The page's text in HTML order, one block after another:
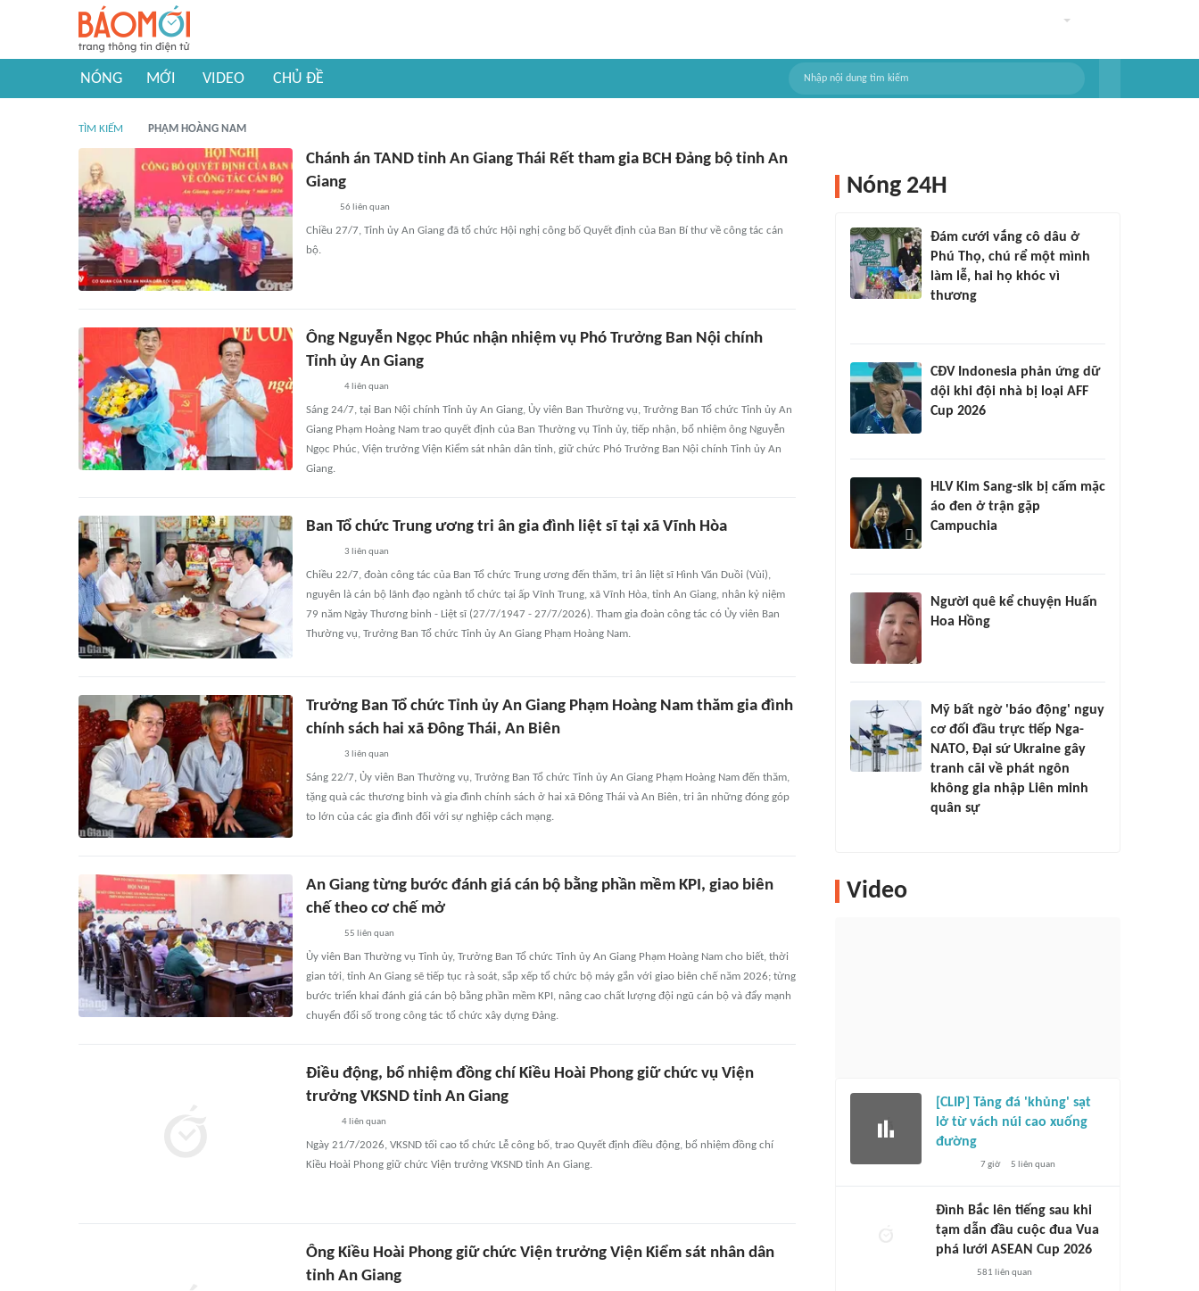
NÓNG MỚI VIDEO CHỦ ĐỀ
TÌM KIẾM PHẠM HOÀNG NAM
Chánh án TAND tỉnh An Giang Thái Rết tham gia BCH Đảng bộ tỉnh An
Giang
56 liên quan
Chiều 27/7, Tỉnh ủy An Giang đã tổ chức Hội nghị công bố Quyết định của Ban Bí thư về công tác cán
bộ.
Ông Nguyễn Ngọc Phúc nhận nhiệm vụ Phó Trưởng Ban Nội chính
Tỉnh ủy An Giang
4liên quan
Sáng 24/7, tại Ban Nội chính Tỉnh ủy An Giang, Ủy viên Ban Thường vụ, Trưởng Ban Tổ chức Tỉnh ủy An
Giang Phạm Hoàng Nam trao quyết định của Ban Thường vụ Tỉnh ủy, tiếp nhận, bổ nhiệm ông Nguyễn
Ngọc Phúc, Viện trưởng Viện Kiểm sát nhân dân tỉnh, giữ chức Phó Trưởng Ban Nội chính Tỉnh ủy An
Giang.
Ban Tổ chức Trung ương tri ân gia đình liệt sĩ tại xã Vĩnh Hòa
3 liên quan
Chiều 22/7, đoàn công tác của Ban Tổ chức Trung ương đến thăm, tri ân liệt sĩ Hình Văn Duồi (Vùi),
nguyên là cán bộ lãnh đạo ngành tổ chức tại ấp Vĩnh Trung, xã Vĩnh Hòa, tỉnh An Giang, nhân kỷ niệm
79 năm Ngày Thương binh - Liệt sĩ (27/7/1947 - 27/7/2026). Tham gia đoàn công tác có Ủy viên Ban
Thường vụ, Trưởng Ban Tổ chức Tỉnh ủy An Giang Phạm Hoàng Nam.
Trưởng Ban Tổ chức Tỉnh ủy An Giang Phạm Hoàng Nam thăm gia đình
chính sách hai xã Đông Thái, An Biên
3 liên quan
Sáng 22/7, Ủy viên Ban Thường vụ, Trưởng Ban Tổ chức Tỉnh ủy An Giang Phạm Hoàng Nam đến thăm,
tặng quà các thương binh và gia đình chính sách ở hai xã Đông Thái và An Biên, tri ân những đóng góp
to lớn của các gia đình đối với sự nghiệp cách mạng.
An Giang từng bước đánh giá cán bộ bằng phần mềm KPI, giao biên
chế theo cơ chế mở
55 liên quan
Ủy viên Ban Thường vụ Tỉnh ủy, Trưởng Ban Tổ chức Tỉnh ủy An Giang Phạm Hoàng Nam cho biết, thời
gian tới, tỉnh An Giang sẽ tiếp tục rà soát, sắp xếp tổ chức bộ máy gắn với giao biên chế năm 2026; từng
bước triển khai đánh giá cán bộ bằng phần mềm KPI, nâng cao chất lượng đội ngũ cán bộ và đẩy mạnh
chuyển đổi số trong công tác tổ chức xây dựng Đảng.
Điều động, bổ nhiệm đồng chí Kiều Hoài Phong giữ chức vụ Viện
trưởng VKSND tỉnh An Giang
4liên quan
Ngày 21/7/2026, VKSND tối cao tổ chức Lễ công bố, trao Quyết định điều động, bổ nhiệm đồng chí
Kiều Hoài Phong giữ chức Viện trưởng VKSND tỉnh An Giang.
Ông Kiều Hoài Phong giữ chức Viện trưởng Viện Kiểm sát nhân dân
tỉnh An Giang
Nóng 24H
Đám cưới vắng cô dâu ở
Phú Thọ, chú rể một mình
làm lễ, hai họ khóc vì
thương
CĐV Indonesia phản ứng dữ
dội khi đội nhà bị loại AFF
Cup 2026
HLV Kim Sang-sik bị cấm mặc
áo đen ở trận gặp
Campuchia
Người quê kể chuyện Huấn
Hoa Hồng
Mỹ bất ngờ 'báo động' nguy
cơ đối đầu trực tiếp Nga-
NATO, Đại sứ Ukraine gây
tranh cãi về phát ngôn
không gia nhập Liên minh
quân sự
Video
[CLIP] Tảng đá 'khủng' sạt
lở từ vách núi cao xuống
đường
7 giờ 5 liên quan
Đình Bắc lên tiếng sau khi
tạm dẫn đầu cuộc đua Vua
phá lưới ASEAN Cup 2026
581 liên quan